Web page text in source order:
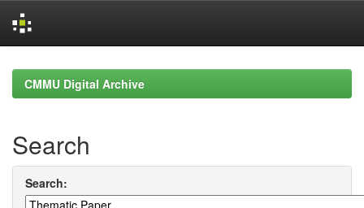
navigationCMMU Digital Archive
Search
Search: